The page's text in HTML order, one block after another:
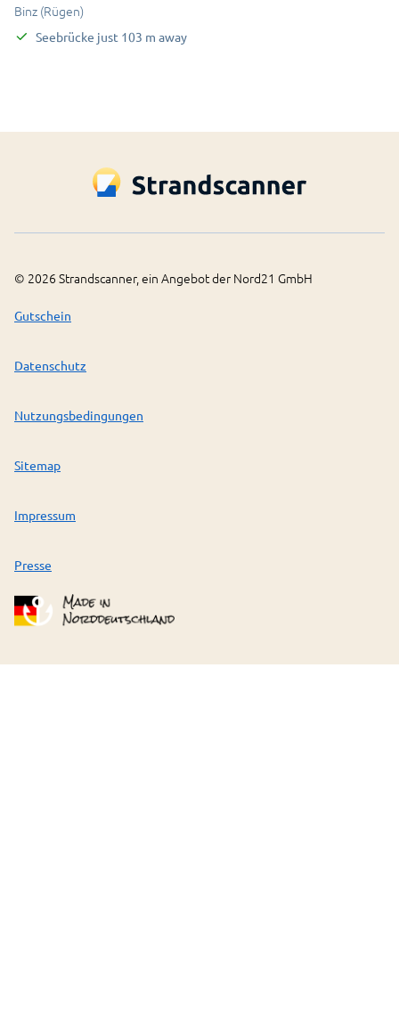
Binz (Rügen)
Seebrücke just 103 m away
© 2026 Strandscanner, ein Angebot der Nord21 GmbH
Gutschein
Datenschutz
Nutzungsbedingungen
Sitemap
Impressum
Presse